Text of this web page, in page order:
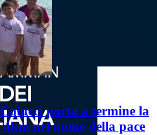
porta a termine la
nel nome della pace